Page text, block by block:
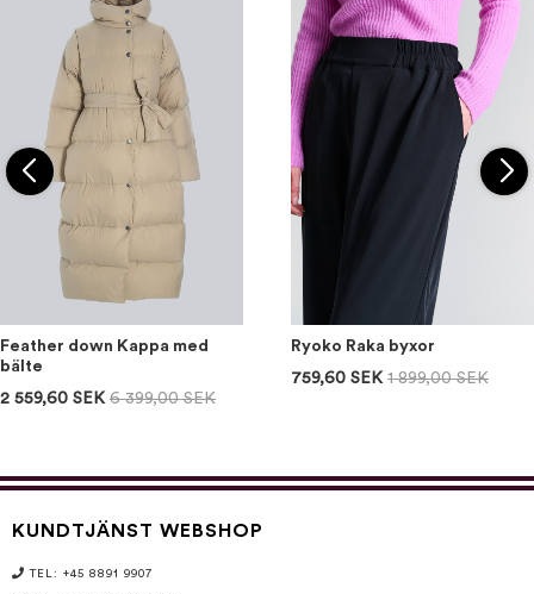
Feather down Kappa med
bälte
2 559,60 SEK 6 399,00 SEK
Ryoko Raka byxor
759,60 SEK 1 899,00 SEK
KUNDTJÄNST WEBSHOP
TEL: +45 8891 9907